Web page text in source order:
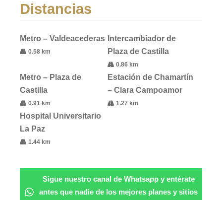
Distancias
Metro – Valdeacederas
0.58 km
Intercambiador de
Plaza de Castilla
0.86 km
Metro – Plaza de
Castilla
0.91 km
Estación de Chamartín
– Clara Campoamor
1.27 km
Hospital Universitario
La Paz
1.44 km
Sigue nuestro canal de Whatsapp y entérate
antes que nadie de los mejores planes y sitios